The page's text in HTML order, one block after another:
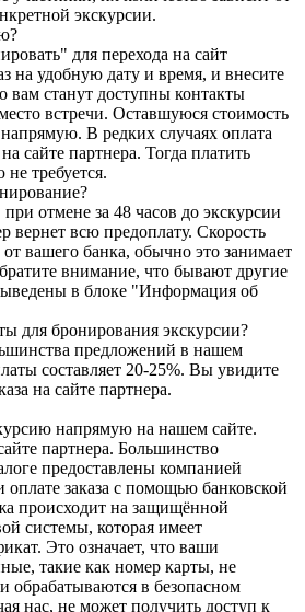
экскурсии.
для перехода на сайт
на удобную дату и время, и внесите
вам станут доступны контакты
встречи. Оставшуюся стоимость
В редких случаях оплата
сайте партнера. Тогда платить
требуется.
отмене за 48 часов до экскурсии
вернет всю предоплату. Скорость
от вашего банка, обычно это занимает
внимание, что бывают другие
в блоке "Информация об
для бронирования экскурсии?
предложений в нашем
составляет 20-25%. Вы увидите
на сайте партнера.
напрямую на нашем сайте.
партнера. Большинство
предоставлены компанией
заказа с помощью банковской
происходит на защищённой
системы, которая имеет
Это означает, что ваши
такие как номер карты, не
обрабатываются в безопасном
нас, не может получить доступ к